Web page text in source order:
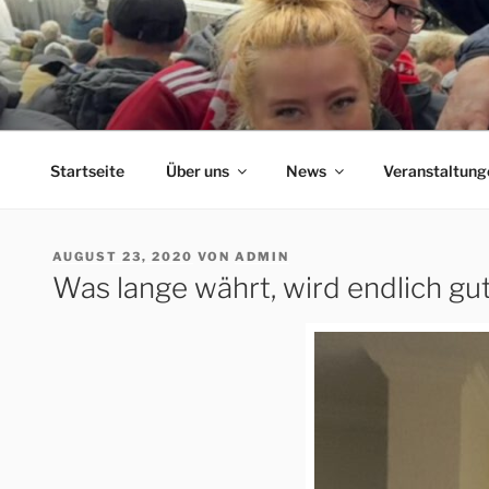
Zum
Inhalt
springen
ERFORDIA
Herzlich Willkommen auf der Homepage des Erfurter
Startseite Über uns News
VERÖFFENTLICHT
AM
AUGUST 23, 2020 VON ADMIN
Was lange währt, wird endlich